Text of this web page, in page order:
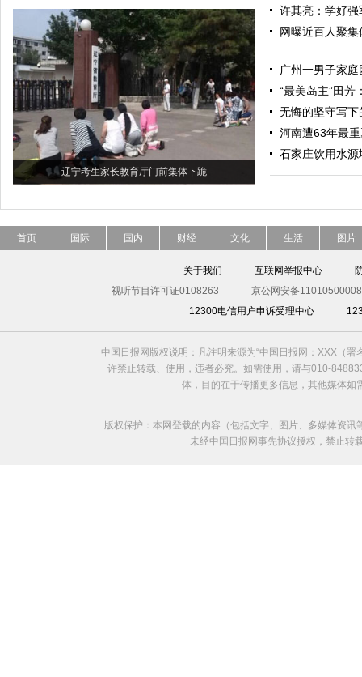
辽宁考生家长教育厅门前集体下跪
许其亮：学好
网曝近百人聚
广州一男子家
“最美岛主”田芳
无悔的坚守写下
河南遭63年最
石家庄饮用水源
首页 国际 国内 财经 文化 生活 图片
关于我们 互联网举报中心
视听节目许可证0108263
京公网安备
12300电信用户申诉受理中心
中国日报网版权说明：凡注明来源为“中国日报网：XXX（
许禁止转载、使用，违者必究。如需使用，请与010-
体，目的在于传播更多信息，其他媒体
版权保护：本网登载的内容（包括文字、图片、多媒体资
未经中国日报网事先协议授权，禁止转